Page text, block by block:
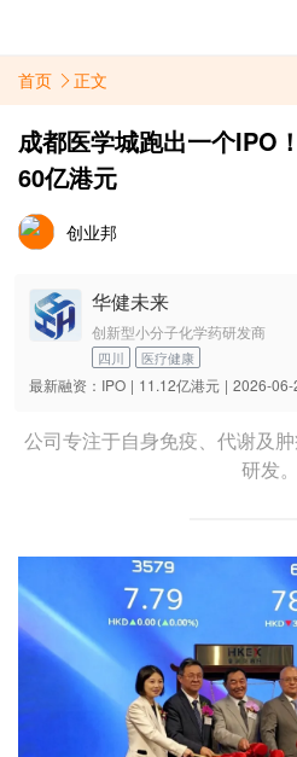
首页 正文
成都医学城跑出一个IPO
60亿港元
创业邦
华健未来
创新型小分子化学药研发商
四川 医疗健康
最新融资： IPO | 11.12亿港元 | 2026-06-
公司专注于自身免疫、代谢及
研发。